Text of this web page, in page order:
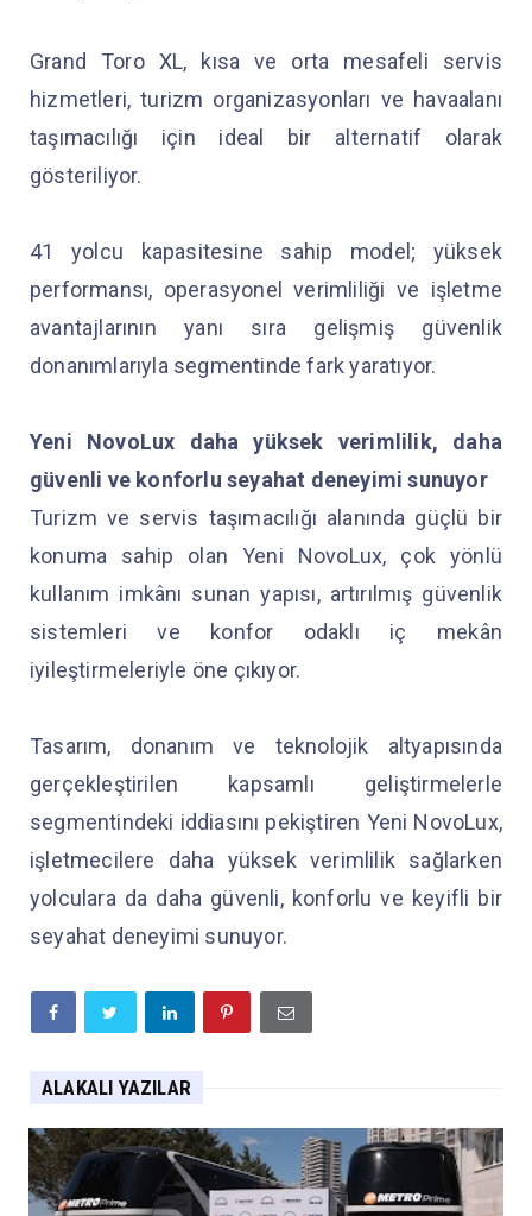
Grand Toro XL, kısa ve orta mesafeli servis
hizmetleri, turizm organizasyonları ve havaalanı
taşımacılığı için ideal bir alternatif olarak
gösteriliyor.
41 yolcu kapasitesine sahip model; yüksek
performansı, operasyonel verimliliği ve işletme
avantajlarının yanı sıra gelişmiş güvenlik
donanımlarıyla segmentinde fark yaratıyor.
Yeni NovoLux daha yüksek verimlilik, daha
güvenli ve konforlu seyahat deneyimi sunuyor
Turizm ve servis taşımacılığı alanında güçlü bir
konuma sahip olan Yeni NovoLux, çok yönlü
kullanım imkânı sunan yapısı, artırılmış güvenlik
sistemleri ve konfor odaklı iç mekân
iyileştirmeleriyle öne çıkıyor.
Tasarım, donanım ve teknolojik altyapısında
gerçekleştirilen kapsamlı geliştirmelerle
segmentindeki iddiasını pekiştiren Yeni NovoLux,
işletmecilere daha yüksek verimlilik sağlarken
yolculara da daha güvenli, konforlu ve keyifli bir
seyahat deneyimi sunuyor.
ALAKALI YAZILAR